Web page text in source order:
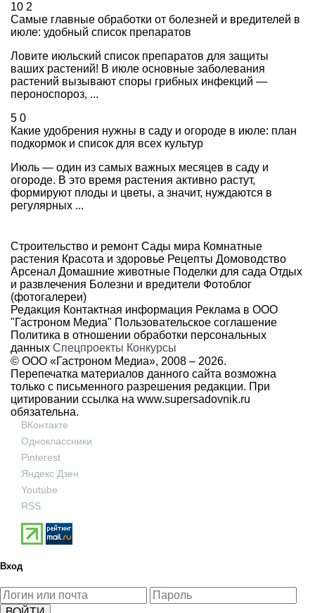
10 2
Самые главные обработки от болезней и вредителей в
июле: удобный список препаратов
Ловите июльский список препаратов для защиты
ваших растений! В июле основные заболевания
растений вызывают споры грибных инфекций —
пероноспороз, ...
5 0
Какие удобрения нужны в саду и огороде в июле: план
подкормок и список для всех культур
Июль — один из самых важных месяцев в саду и
огороде. В это время растения активно растут,
формируют плоды и цветы, а значит, нуждаются в
регулярных ...
Строительство и ремонт Сады мира Комнатные
растения Красота и здоровье Рецепты Домоводство
Арсенал Домашние животные Поделки для сада Отдых
и развлечения Болезни и вредители Фотоблог
(фотогалереи)
Редакция Контактная информация Реклама в ООО
"Гастроном Медиа" Пользовательское соглашение
Политика в отношении обработки персональных
данных Спецпроекты Конкурсы
© ООО «Гастроном Медиа», 2008 – 2026.
Перепечатка материалов данного сайта возможна
только с письменного разрешения редакции. При
цитировании ссылка на www.supersadovnik.ru
обязательна.
ВКонтакте
Одноклассники
Pinterest
Яндекс Дзен
Youtube
RSS
Вход